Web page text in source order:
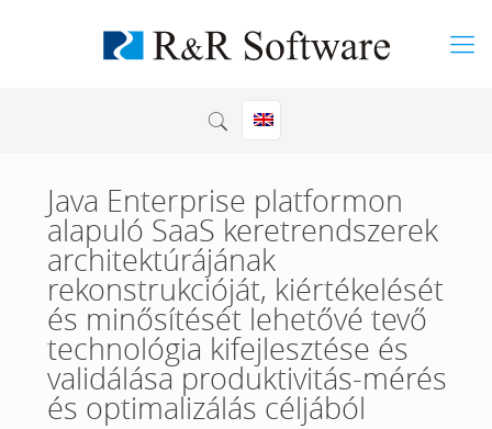
Java Enterprise platformon
alapuló SaaS keretrendszerek
architektúrájának
rekonstrukcióját, kiértékelését
és minősítését lehetővé tevő
technológia kifejlesztése és
validálása produktivitás-mérés
és optimalizálás céljából